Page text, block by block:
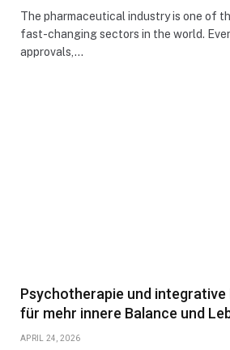
The pharmaceutical industry is one of
fast-changing sectors in the world.
approvals,…
Psychotherapie und integrative
für mehr innere Balance und
APRIL 24, 2026